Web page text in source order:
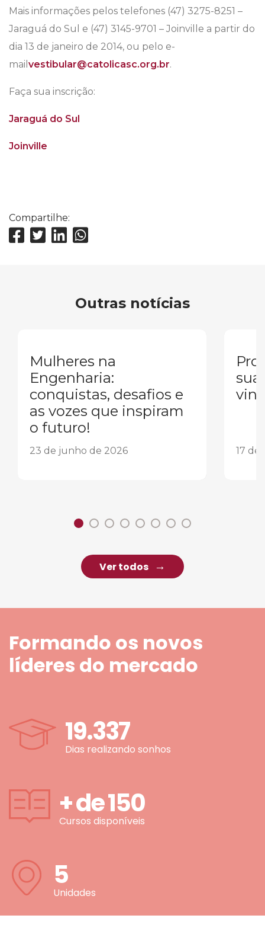
Mais informações pelos telefones (47) 3275-8251 –
Jaraguá do Sul e (47) 3145-9701 – Joinville a partir do
dia 13 de janeiro de 2014, ou pelo e-
mail vestibular@catolicasc.org.br.
Faça sua inscrição:
Jaraguá do Sul
Joinville
Compartilhe:
Outras notícias
Mulheres na
Engenharia:
conquistas, desafios e
as vozes que inspiram
o futuro!
23 de junho de 2026
sua
17 de
Ver todos
Formando os novos
líderes do mercado
19.337
Dias realizando sonhos
+ de150
Cursos disponíveis
5
Unidades